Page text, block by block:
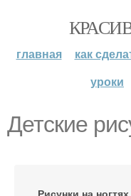
главная как
уроки
Детские
Рисунки на ногтях